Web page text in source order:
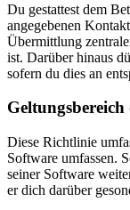
Du gestattest dem
angegebenen
Übermittlung
ist. Darüber hinaus
sofern du dies an
Diese Richtlinie
Software umfassen.
seiner Software
er dich darüber